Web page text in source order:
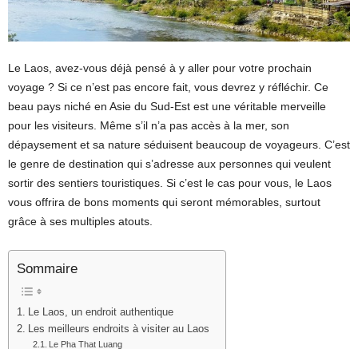
Le Laos, avez-vous déjà pensé à y aller pour votre prochain
voyage ? Si ce n’est pas encore fait, vous devrez y réfléchir. Ce
beau pays niché en Asie du Sud-Est est une véritable merveille
pour les visiteurs. Même s’il n’a pas accès à la mer, son
dépaysement et sa nature séduisent beaucoup de voyageurs. C’est
le genre de destination qui s’adresse aux personnes qui veulent
sortir des sentiers touristiques. Si c’est le cas pour vous, le Laos
vous offrira de bons moments qui seront mémorables, surtout
grâce à ses multiples atouts.
Sommaire
Le Laos, un endroit authentique
Les meilleurs endroits à visiter au Laos
Le Pha That Luang